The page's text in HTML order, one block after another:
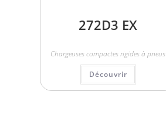
272D3 EX
Chargeuses compactes rigides à pneus
Découvrir